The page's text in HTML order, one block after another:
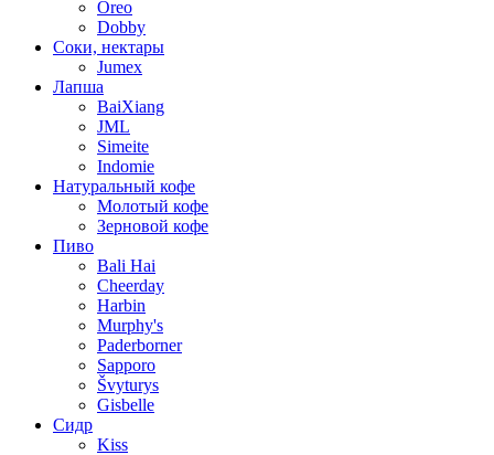
Oreo
Dobby
Соки, нектары
Jumex
Лапша
BaiXiang
JML
Simeite
Indomie
Натуральный кофе
Молотый кофе
Зерновой кофе
Пиво
Bali Hai
Cheerday
Harbin
Murphy's
Paderborner
Sapporo
Švyturys
Gisbelle
Сидр
Kiss